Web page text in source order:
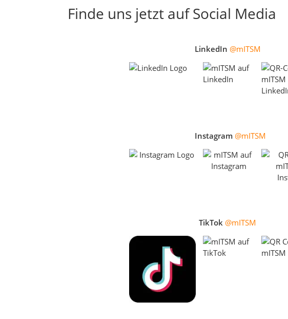
Finde uns jetzt auf Social Media
LinkedIn @mITSM
Instagram @mITSM
TikTok @mITSM